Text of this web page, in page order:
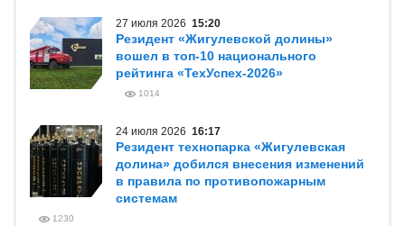
27 июля 2026 15:20
Резидент «Жигулевской долины»
вошел в топ-10 национального
рейтинга «ТехУспех-2026»
1014
24 июля 2026 16:17
Резидент технопарка «Жигулевская
долина» добился внесения изменений
в правила по противопожарным
системам
1230